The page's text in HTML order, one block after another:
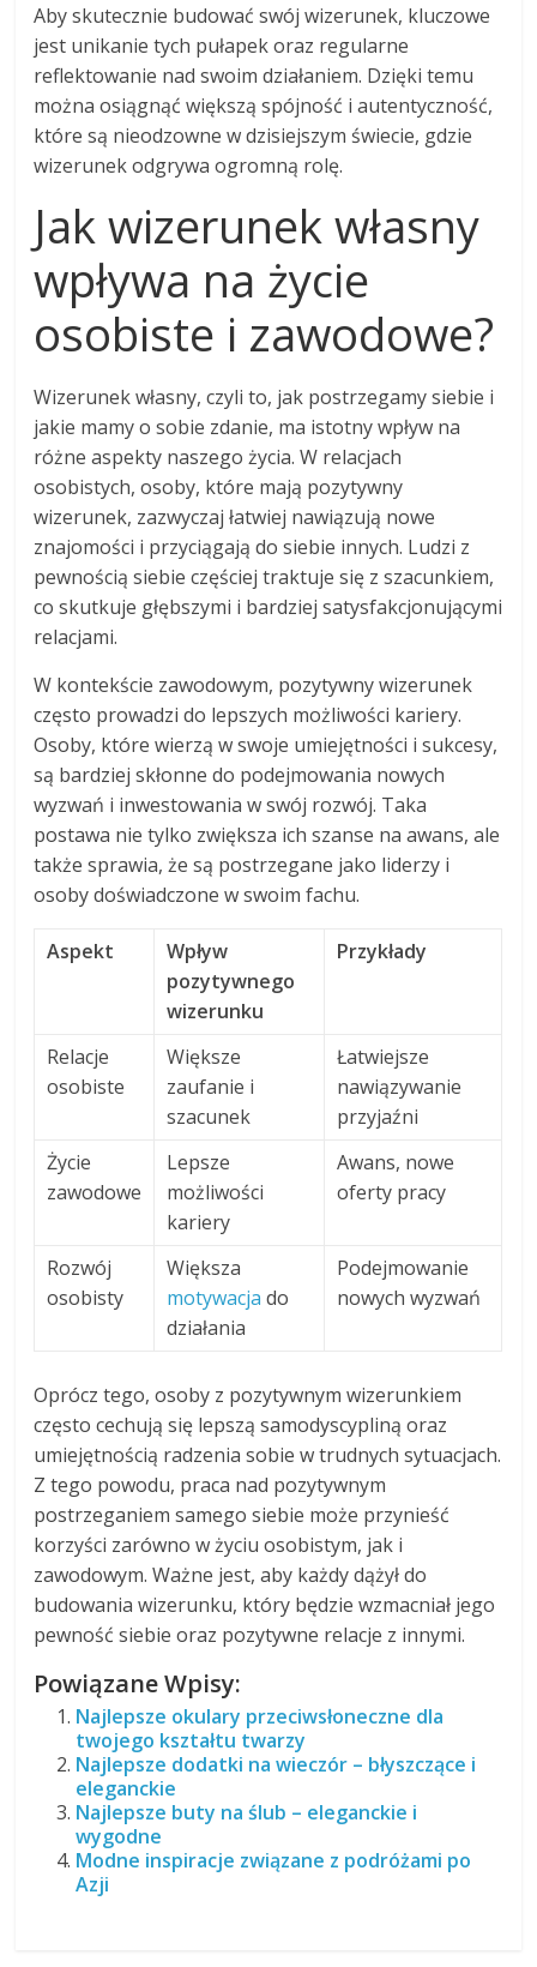
Aby skutecznie budować swój wizerunek, kluczowe
jest unikanie tych pułapek oraz regularne
reflektowanie nad swoim działaniem. Dzięki temu
można osiągnąć większą spójność i autentyczność,
które są nieodzowne w dzisiejszym świecie, gdzie
wizerunek odgrywa ogromną rolę.
Jak wizerunek własny
wpływa na życie
osobiste i zawodowe?
Wizerunek własny, czyli to, jak postrzegamy siebie i
jakie mamy o sobie zdanie, ma istotny wpływ na
różne aspekty naszego życia. W relacjach
osobistych, osoby, które mają pozytywny
wizerunek, zazwyczaj łatwiej nawiązują nowe
znajomości i przyciągają do siebie innych. Ludzi z
pewnością siebie częściej traktuje się z szacunkiem,
co skutkuje głębszymi i bardziej satysfakcjonującymi
relacjami.
W kontekście zawodowym, pozytywny wizerunek
często prowadzi do lepszych możliwości kariery.
Osoby, które wierzą w swoje umiejętności i sukcesy,
są bardziej skłonne do podejmowania nowych
wyzwań i inwestowania w swój rozwój. Taka
postawa nie tylko zwiększa ich szanse na awans, ale
także sprawia, że są postrzegane jako liderzy i
osoby doświadczone w swoim fachu.
Aspekt
Wpływ
pozytywnego
wizerunku
Przykłady
Relacje
osobiste
Większe
zaufanie i
szacunek
Łatwiejsze
nawiązywanie
przyjaźni
Życie
zawodowe
Lepsze
możliwości
kariery
Awans, nowe
oferty pracy
Rozwój
osobisty
Większa
motywacja do
działania
Podejmowanie
nowych wyzwań
Oprócz tego, osoby z pozytywnym wizerunkiem
często cechują się lepszą samodyscypliną oraz
umiejętnością radzenia sobie w trudnych sytuacjach.
Z tego powodu, praca nad pozytywnym
postrzeganiem samego siebie może przynieść
korzyści zarówno w życiu osobistym, jak i
zawodowym. Ważne jest, aby każdy dążył do
budowania wizerunku, który będzie wzmacniał jego
pewność siebie oraz pozytywne relacje z innymi.
Powiązane Wpisy:
Najlepsze okulary przeciwsłoneczne dla
twojego kształtu twarzy
Najlepsze dodatki na wieczór – błyszczące i
eleganckie
Najlepsze buty na ślub – eleganckie i
wygodne
Modne inspiracje związane z podróżami po
Azji